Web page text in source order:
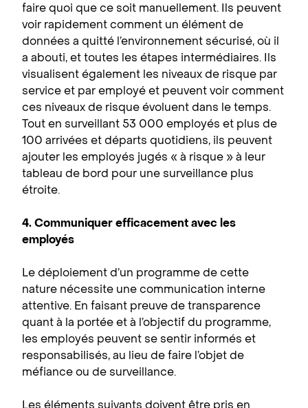
faire quoi que ce soit manuellement. Ils peuvent
voir rapidement comment un élément de
données a quitté l’environnement sécurisé, où il
a abouti, et toutes les étapes intermédiaires. Ils
visualisent également les niveaux de risque par
service et par employé et peuvent voir comment
ces niveaux de risque évoluent dans le temps.
Tout en surveillant 53 000 employés et plus de
100 arrivées et départs quotidiens, ils peuvent
ajouter les employés jugés « à risque » à leur
tableau de bord pour une surveillance plus
étroite.
4. Communiquer efficacement avec les
employés
Le déploiement d’un programme de cette
nature nécessite une communication interne
attentive. En faisant preuve de transparence
quant à la portée et à l’objectif du programme,
les employés peuvent se sentir informés et
responsabilisés, au lieu de faire l’objet de
méfiance ou de surveillance.
Les éléments suivants doivent être pris en